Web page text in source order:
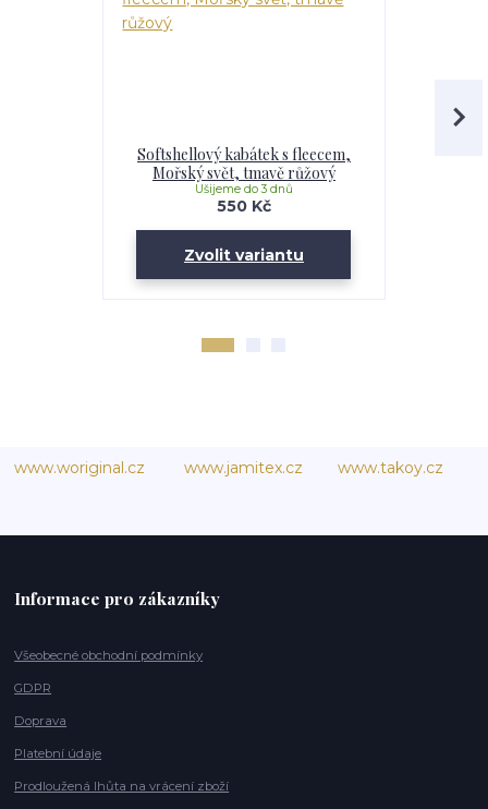
Softshellový kabátek s fleecem,
Mořský svět, tmavě růžový
550 Kč
Ušijeme do 3 dnů
Zvolit variantu
www.woriginal.cz www.jamitex.cz www.takoy.cz
Informace pro zákazníky
Všeobecné obchodní podmínky
GDPR
Doprava
Platební údaje
Prodloužená lhůta na vrácení zboží